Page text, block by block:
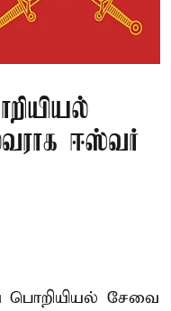
ஈஸ்வர்
பொறியியல் சேவை